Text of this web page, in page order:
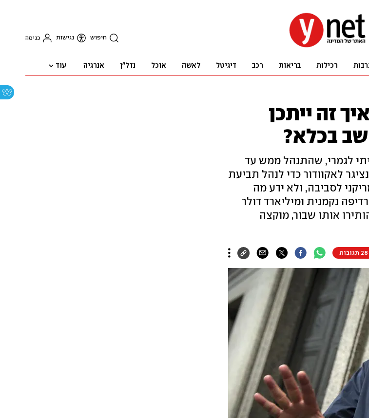
חיפוש נגישות כניסה
רכילות בריאות רכב דיגיטל לאשה אוכל נדל"ן אנרגיה עוד
זה ייתכן
בכלא?
לגמרי, שהתנהל ממש עד
סטיבן דונציגר לאקוודור כדי לנהל תביעת
לסביבה, ולא ידע מה
נקמנית ומיליארד דולר
אותו שבור, מוקצה
28 תגובות